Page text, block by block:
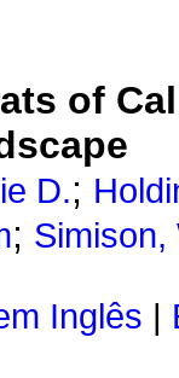
of
D.;
; Simison,
Inglês